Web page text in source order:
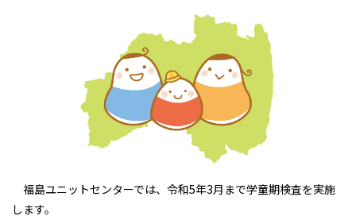
福島ユニットセンターでは、令和5年3月まで学童期検査を実施
します。